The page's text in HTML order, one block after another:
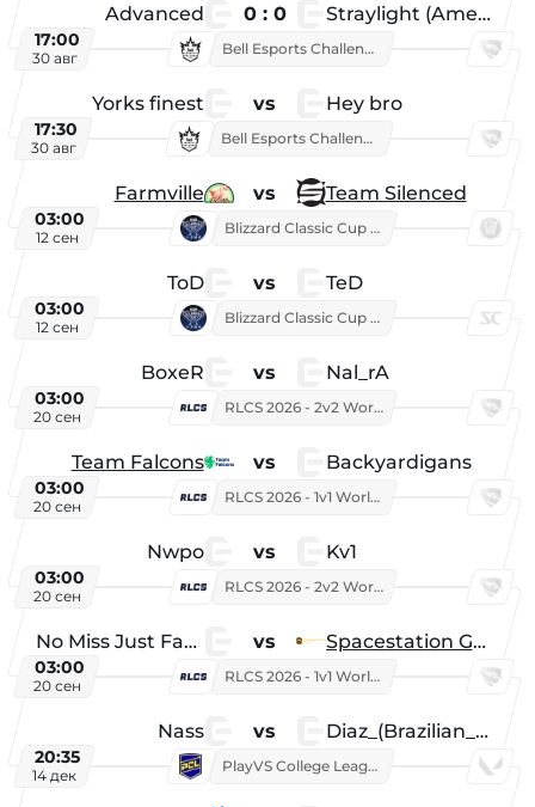
Advanced 0 : 0 Straylight (American team)
17:00
30 авг
Bell Esports Challenge 2026
Yorks finest vs Hey bro
17:30
30 авг
Bell Esports Challenge 2026
Farmville vs Team Silenced
03:00
12 сен
Blizzard Classic Cup 2026
ToD vs TeD
03:00
12 сен
Blizzard Classic Cup 2026
BoxeR vs Nal_rA
03:00
20 сен
RLCS 2026 - 2v2 World Championship
Team Falcons vs Backyardigans
03:00
20 сен
RLCS 2026 - 1v1 World Championship
Nwpo vs Kv1
03:00
20 сен
RLCS 2026 - 2v2 World Championship
No Miss Just Fake vs Spacestation Gaming
03:00
20 сен
RLCS 2026 - 1v1 World Championship
Nass vs Diaz_(Brazilian_Player)
20:35
14 дек
PlayVS College League 2025: Fall